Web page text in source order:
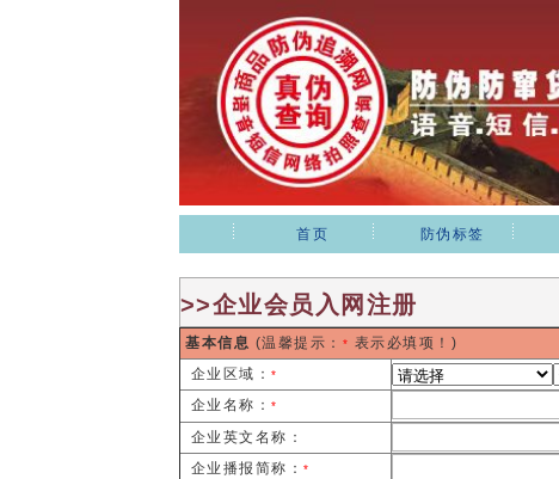
首页 防伪标签
>>企业会员入网注册
基本信息 (温馨提示： * 表示必填项！)
企业区域： *
企业名称： *
企业英文名称：
企业播报简称： *